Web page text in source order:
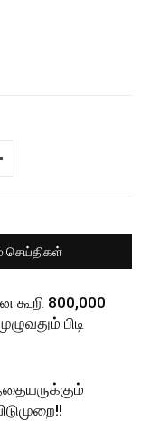
செய்திகள்
கூறி 800,000
பிடி